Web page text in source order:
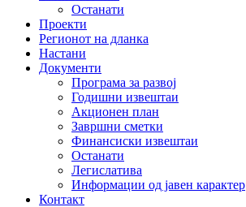
Останати
Проекти
Регионот на дланка
Настани
Документи
Програма за развој
Годишни извештаи
Акционен план
Завршни сметки
Финансиски извештаи
Останати
Легислатива
Информации од јавен карактер
Контакт